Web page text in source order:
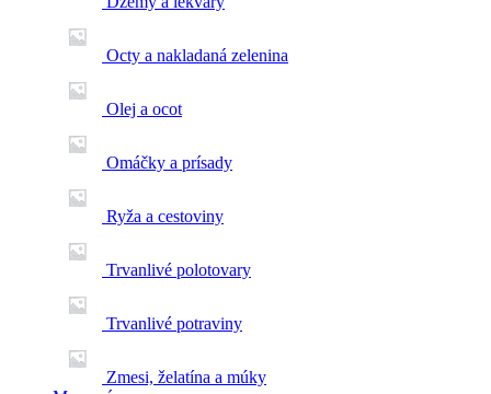
Octy a nakladaná zelenina
Olej a ocot
Omáčky a prísady
Ryža a cestoviny
Trvanlivé polotovary
Trvanlivé potraviny
Zmesi, želatína a múky